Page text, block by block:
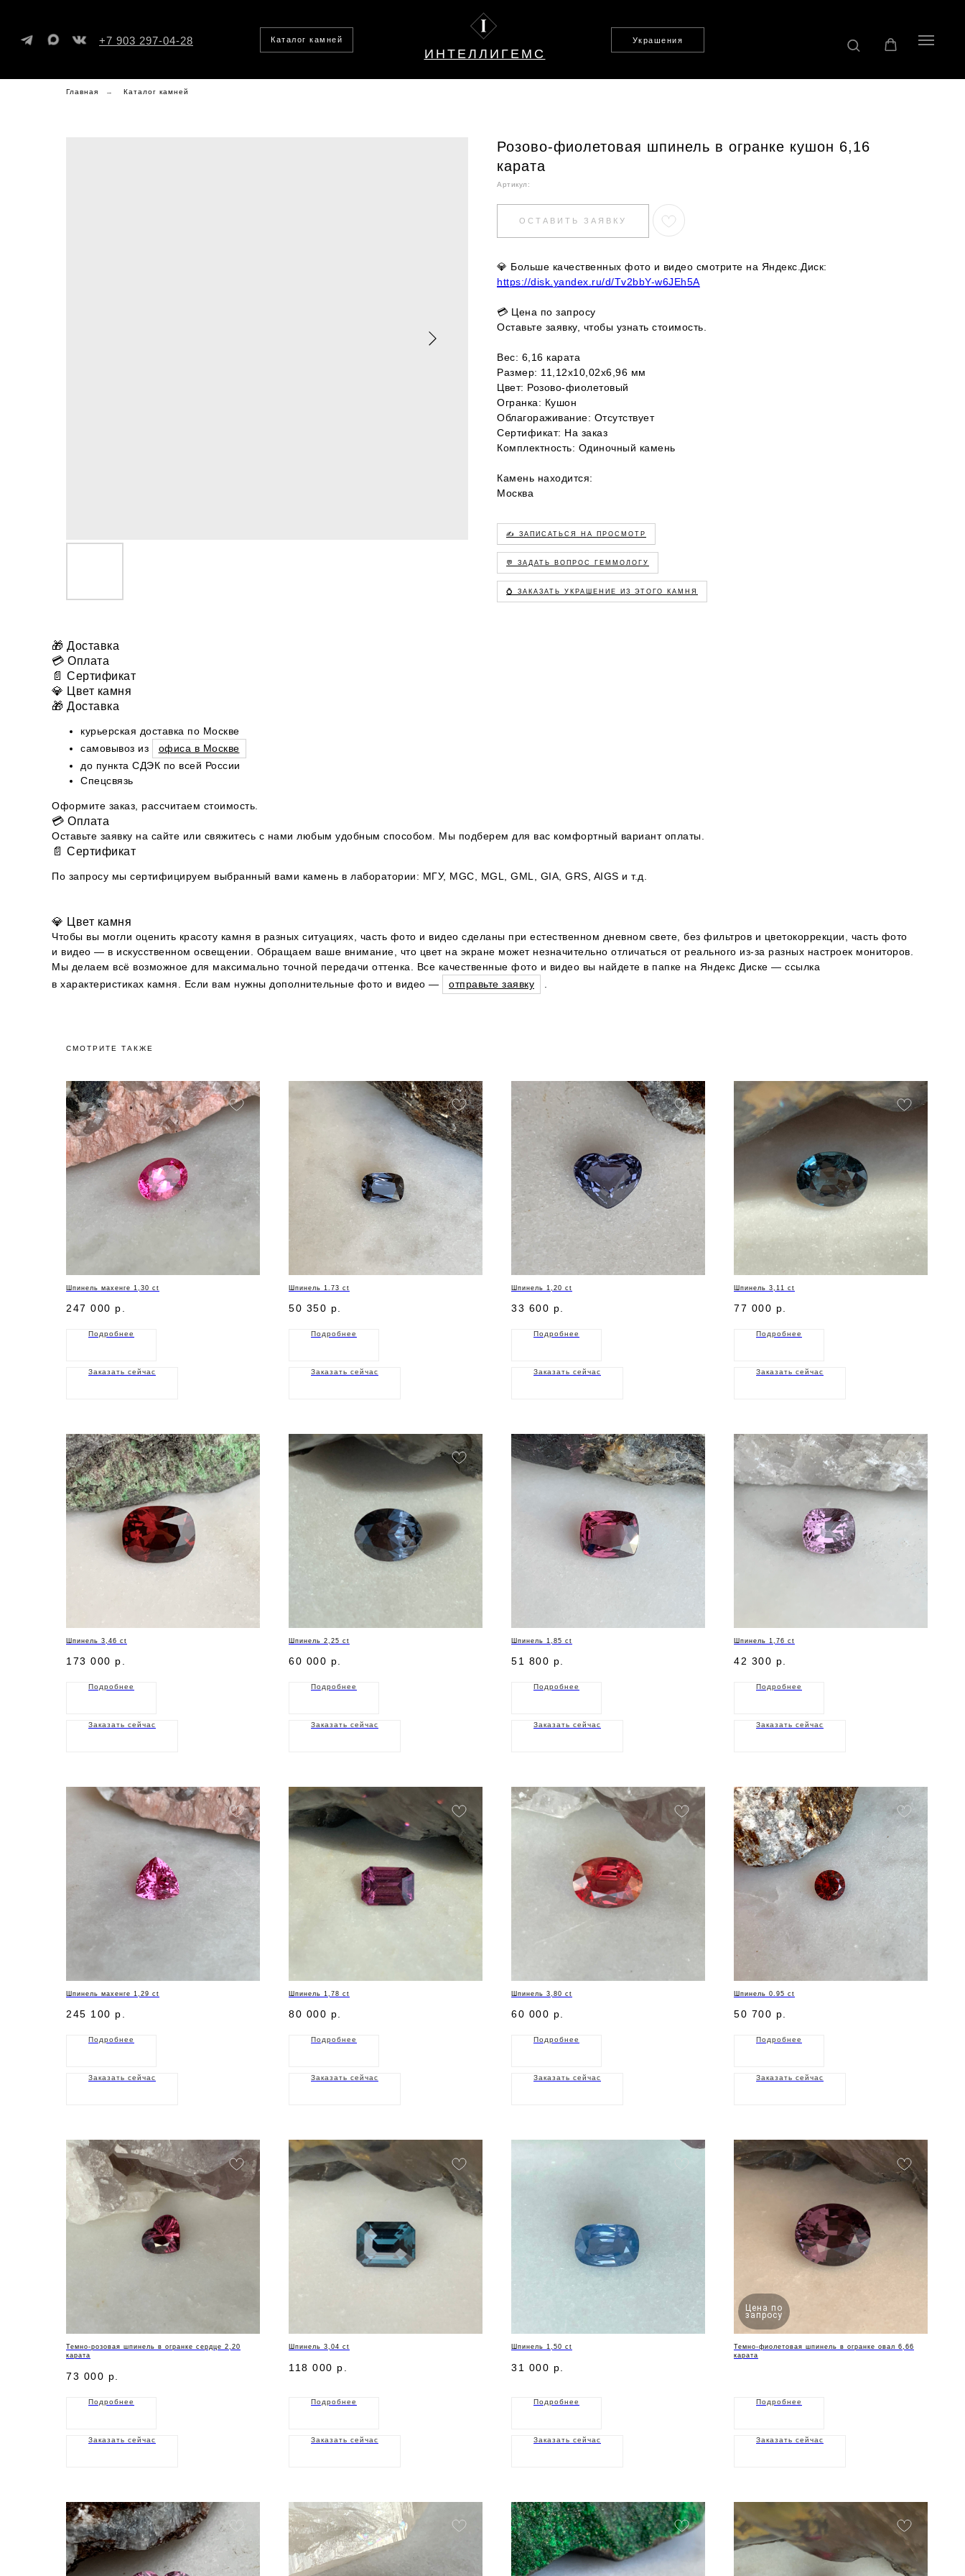
ИНТЕЛЛИГЕМС
Украшения
Каталог камней
+7 903 297-04-28
Главная → Каталог камней
Розово-фиолетовая шпинель в огранке кушон 6,16
карата
Артикул:
ОСТАВИТЬ ЗАЯВКУ
💎 Больше качественных фото и видео смотрите на Яндекс.Диск:
https://disk.yandex.ru/d/Tv2bbY-w6JEh5A
💳 Цена по запросу
Оставьте заявку, чтобы узнать стоимость.
Вес: 6,16 карата
Размер: 11,12х10,02х6,96 мм
Цвет: Розово-фиолетовый
Огранка: Кушон
Облагораживание: Отсутствует
Сертификат: На заказ
Комплектность: Одиночный камень
Камень находится:
Москва
✍️ ЗАПИСАТЬСЯ НА ПРОСМОТР
💬 ЗАДАТЬ ВОПРОС ГЕММОЛОГУ
💍 ЗАКАЗАТЬ УКРАШЕНИЕ ИЗ ЭТОГО КАМНЯ
🎁 Доставка
💳 Оплата
📄 Сертификат
💎 Цвет камня
🎁 Доставка
курьерская доставка по Москве
самовывоз из
офиса в Москве
до пункта СДЭК по всей России
Спецсвязь
Оформите заказ, рассчитаем стоимость.
💳 Оплата
Оставьте заявку на сайте или свяжитесь с нами любым удобным способом. Мы подберем для вас комфортный вариант оплаты.
📄 Сертификат
По запросу мы сертифицируем выбранный вами камень в лаборатории: МГУ, MGC, MGL, GML, GIA, GRS, AIGS и т.д.
💎 Цвет камня
Чтобы вы могли оценить красоту камня в разных ситуациях, часть фото и видео сделаны при естественном дневном свете, без фильтров и цветокоррекции, часть фото
и видео — в искусственном освещении. Обращаем ваше внимание, что цвет на экране может незначительно отличаться от реального из-за разных настроек мониторов.
Мы делаем всё возможное для максимально точной передачи оттенка. Все качественные фото и видео вы найдете в папке на Яндекс Диске — ссылка
в характеристиках камня. Если вам нужны дополнительные фото и видео —
отправьте заявку
СМОТРИТЕ ТАКЖЕ
Шпинель махенге 1,30 ct
247 000 р.
Подробнее
Заказать сейчас
Шпинель 1.73 ct
50 350 р.
Подробнее
Заказать сейчас
Шпинель 1,20 ct
33 600 р.
Подробнее
Заказать сейчас
Шпинель 3,11 ct
77 000 р.
Подробнее
Заказать сейчас
Шпинель 3,46 ct
173 000 р.
Подробнее
Заказать сейчас
Шпинель 2,25 ct
60 000 р.
Подробнее
Заказать сейчас
Шпинель 1,85 ct
51 800 р.
Подробнее
Заказать сейчас
Шпинель 1,76 ct
42 300 р.
Подробнее
Заказать сейчас
Шпинель махенге 1,29 ct
245 100 р.
Подробнее
Заказать сейчас
Шпинель 1,78 ct
80 000 р.
Подробнее
Заказать сейчас
Шпинель 3,80 ct
60 000 р.
Подробнее
Заказать сейчас
Шпинель 0.95 ct
50 700 р.
Подробнее
Заказать сейчас
Темно-розовая шпинель в огранке сердце 2,20
карата
73 000 р.
Подробнее
Заказать сейчас
Шпинель 3,04 ct
118 000 р.
Подробнее
Заказать сейчас
Шпинель 1,50 ct
31 000 р.
Подробнее
Заказать сейчас
Цена по
запросу
Темно-фиолетовая шпинель в огранке овал 6,66
карата
Подробнее
Заказать сейчас